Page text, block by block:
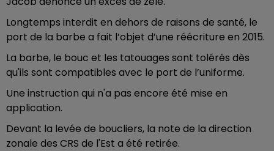
Longtemps interdit en dehors de raisons de santé, le
port de la barbe a fait l’objet d’une réécriture en 2015.
La barbe, le bouc et les tatouages sont tolérés dès
qu'ils sont compatibles avec le port de l’uniforme.
Une instruction qui n'a pas encore été mise en
application.
Devant la levée de boucliers, la note de la direction
zonale des CRS de l'Est a été retirée.